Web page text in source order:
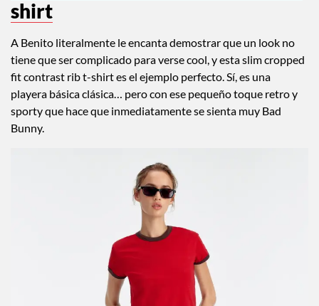
shirt
A Benito literalmente le encanta demostrar que un look no
tiene que ser complicado para verse cool, y esta slim cropped
fit contrast rib t-shirt es el ejemplo perfecto. Sí, es una
playera básica clásica… pero con ese pequeño toque retro y
sporty que hace que inmediatamente se sienta muy Bad
Bunny.